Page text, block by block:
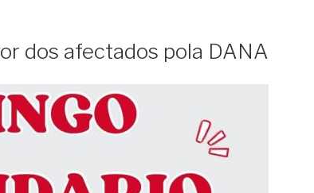
dos afectados pola DANA